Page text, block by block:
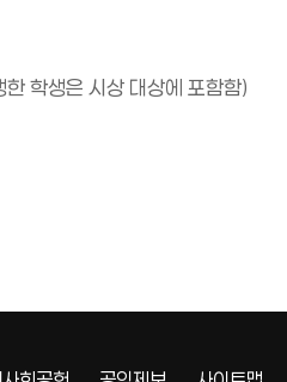
학생은 시상 대상에 포함함)